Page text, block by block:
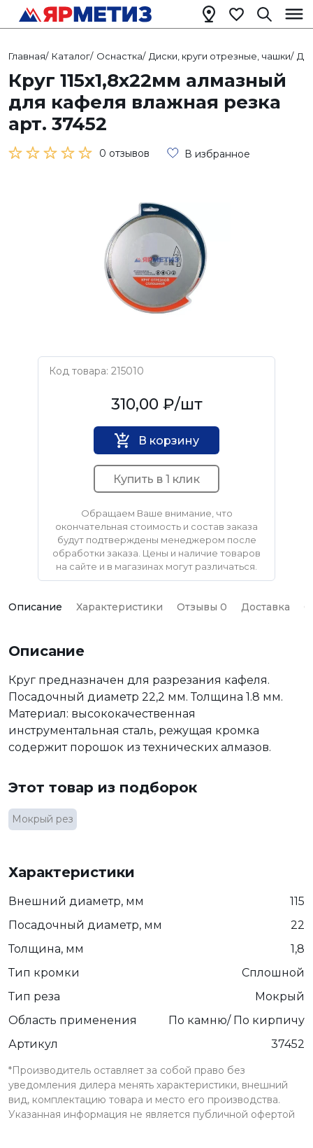
Главная/ Каталог/ Оснастка/ Диски, круги отрезные, чашки/
Круг 115х1,8х22мм алмазный
для кафеля влажная резка
арт. 37452
0 отзывов В избранное
Код товара: 215010
Нет бренда310,00 ₽/шт
В корзину
Купить в 1 клик
Обращаем Ваше внимание, что
окончательная стоимость и состав заказа
будут подтверждены менеджером после
обработки заказа. Цены и наличие товаров
на сайте и в магазинах могут различаться.
Описание Характеристики Отзывы 0 Доставка
Описание
Круг предназначен для разрезания кафеля.
Посадочный диаметр 22,2 мм. Толщина 1.8 мм.
Материал: высококачественная
инструментальная сталь, режущая кромка
содержит порошок из технических алмазов.
Этот товар из подборок
Мокрый рез
Характеристики
Внешний диаметр, мм
115
Посадочный диаметр, мм
22
Толщина, мм
1,8
Тип кромки
Сплошной
Тип реза
Мокрый
Область применения
По камню/ По кирпичу
Артикул
37452
*Производитель оставляет за собой право без
уведомления дилера менять характеристики, внешний
вид, комплектацию товара и место его производства.
Указанная информация не является публичной офертой